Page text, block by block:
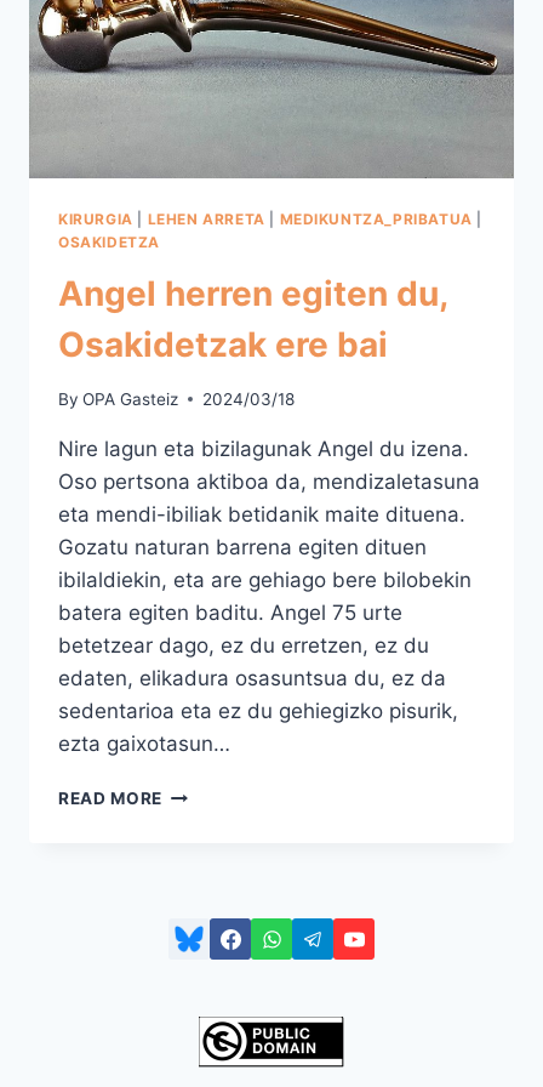
KIRURGIA LEHEN ARRETA MEDIKUNTZA_PRIBATUA
OSAKIDETZA
Angel herren egiten du,
Osakidetzak ere bai
By OPA Gasteiz 2024/03/18
Nire lagun eta bizilagunak Angel du izena.
Oso pertsona aktiboa da, mendizaletasuna
eta mendi-ibiliak betidanik maite dituena.
Gozatu naturan barrena egiten dituen
ibilaldiekin, eta are gehiago bere bilobekin
batera egiten baditu. Angel 75 urte
betetzear dago, ez du erretzen, ez du
edaten, elikadura osasuntsua du, ez da
sedentarioa eta ez du gehiegizko pisurik,
ezta gaixotasun…
READ MORE ANGEL
BAI